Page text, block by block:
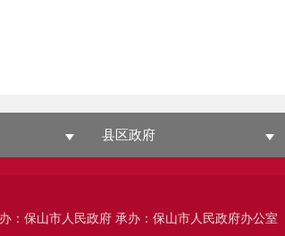
县区政府
：保山市人民政府 承办：保山市人民政府办公室